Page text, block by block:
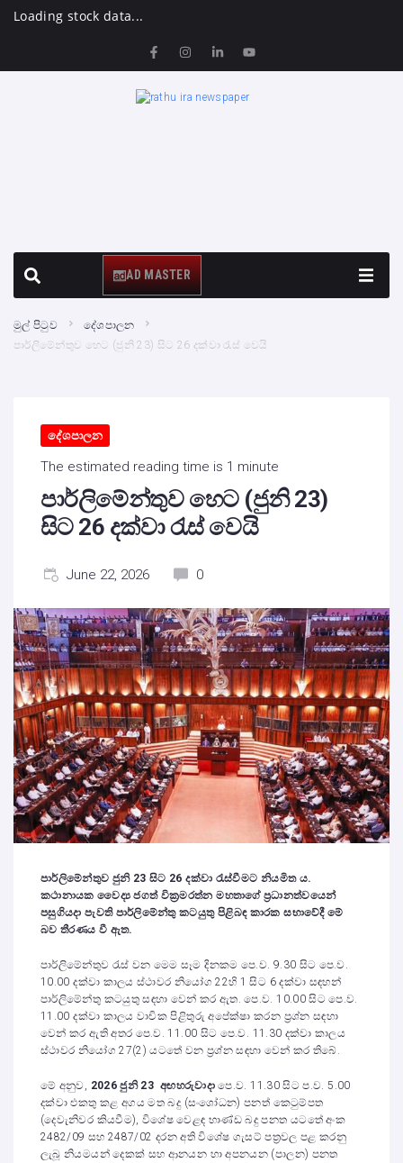
Loading stock data...
AD MASTER
මුල් පිටුව
දේශපාලන
පාර්ලිමේන්තුව හෙට (ජුනි 23) සිට 26 දක්වා රැස් වෙයි
දේශපාලන
The estimated reading time is 1 minute
පාර්ලිමේන්තුව හෙට (ජුනි 23)
සිට 26 දක්වා රැස් වෙයි
June 22, 2026 0
පාර්ලිමේන්තුව ජුනි 23 සිට 26 දක්වා රැස්වීමට නියමිත ය.
කථානායක වෛද්‍ය ජගත් වික්‍රමරත්න මහතාගේ ප්‍රධානත්වයෙන්
පසුගියදා පැවති පාර්ලිමේන්තු කටයුතු පිළිබඳ කාරක සභාවේදී මේ
බව තීරණය වී ඇත.
පාර්ලිමේන්තුව රැස් වන මෙම සෑම දිනකම පෙ.ව. 9.30 සිට පෙ.ව.
10.00 දක්වා කාලය ස්ථාවර නියෝග 22හි 1 සිට 6 දක්වා සඳහන්
පාර්ලිමේන්තු කටයුතු සඳහා වෙන් කර ඇත. පෙ.ව. 10.00 සිට පෙ.ව.
11.00 දක්වා කාලය වාචික පිළිතුරු අපේක්ෂා කරන ප්‍රශ්න සඳහා
වෙන් කර ඇති අතර පෙ.ව. 11.00 සිට පෙ.ව. 11.30 දක්වා කාලය
ස්ථාවර නියෝග 27(2) යටතේ වන ප්‍රශ්න සඳහා වෙන් කර තිබේ.
මේ අනුව, 2026 ජුනි 23 අඟහරුවාදා පෙ.ව. 11.30 සිට ප.ව. 5.00
දක්වා එකතු කළ අගය මත බදු (සංශෝධන) පනත් කෙටුම්පත
(දෙවැනිවර කියවීම), විශේෂ වෙළඳ භාණ්ඩ බදු පනත යටතේ අංක
2482/09 සහ 2487/02 දරන අති විශේෂ ගැසට් පත්‍රවල පළ කරනු
ලැබූ නියමයන් දෙකක් සහ ආනයන හා අපනයන (පාලන) පනත